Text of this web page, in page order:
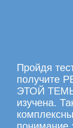
Пройдя
получите
ЭТОЙ
изучена.